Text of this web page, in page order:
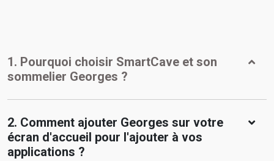
1. Pourquoi choisir SmartCave et son
sommelier Georges ?
2. Comment ajouter Georges sur votre
écran d'accueil pour l'ajouter à vos
applications ?